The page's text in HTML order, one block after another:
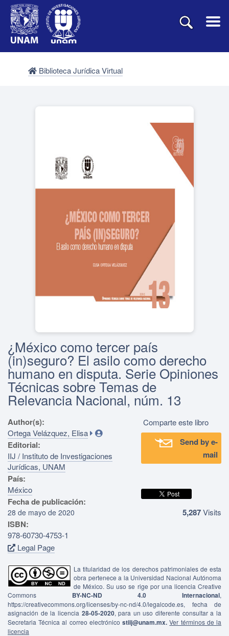
Biblioteca Jurídica Virtual
¿México como tercer país
(in)seguro? El asilo como derecho
humano en disputa. Serie Opiniones
Técnicas sobre Temas de
Relevancia Nacional, núm. 13
Author(s):
Ortega Velázquez, Elisa
Editorial:
IIJ / Instituto de Investigaciones
Jurídicas, UNAM
País:
México
Fecha de publicación:
28 de mayo de 2020
ISBN:
978-60730-4753-1
Legal Page
Comparte este libro
Send by e-
mail
5,287Visits
La titularidad de los derechos patrimoniales de esta
obra pertenece a la Universidad Nacional Autónoma
de México. Su uso se rige por una licencia Creative
Commons BY-NC-ND 4.0 Internacional,
https://creativecommons.org/licenses/by-nc-nd/4.0/legalcode.es, fecha de
asignación de la licencia 28-05-2020, para un uso diferente consultar a la
Secretaria Técnica al correo electrónicostiij@unam.mx. Ver términos de la
licencia